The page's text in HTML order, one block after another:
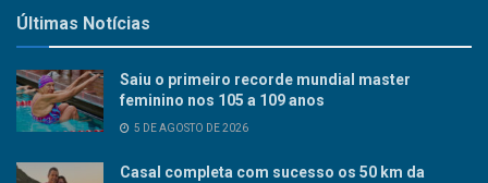
Últimas Notícias
Saiu o primeiro recorde mundial master
feminino nos 105 a 109 anos
5 DE AGOSTO DE 2026
Casal completa com sucesso os 50 km da